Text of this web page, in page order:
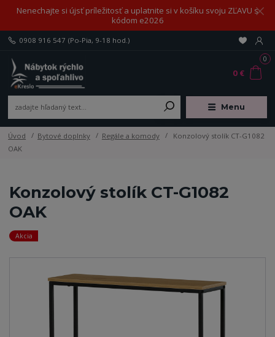
Nenechajte si újsť príležitosť a uplatnite si v košíku svoju ZĽAVU s
kódom e2026
Menu
0908 916 547 (Po-Pia, 9-18 hod.)
0
0 €
Úvod Bytové doplnky Regále a komody
Konzolový stolík CT-G1082
OAK
Konzolový stolík CT-G1082
OAK
Akcia